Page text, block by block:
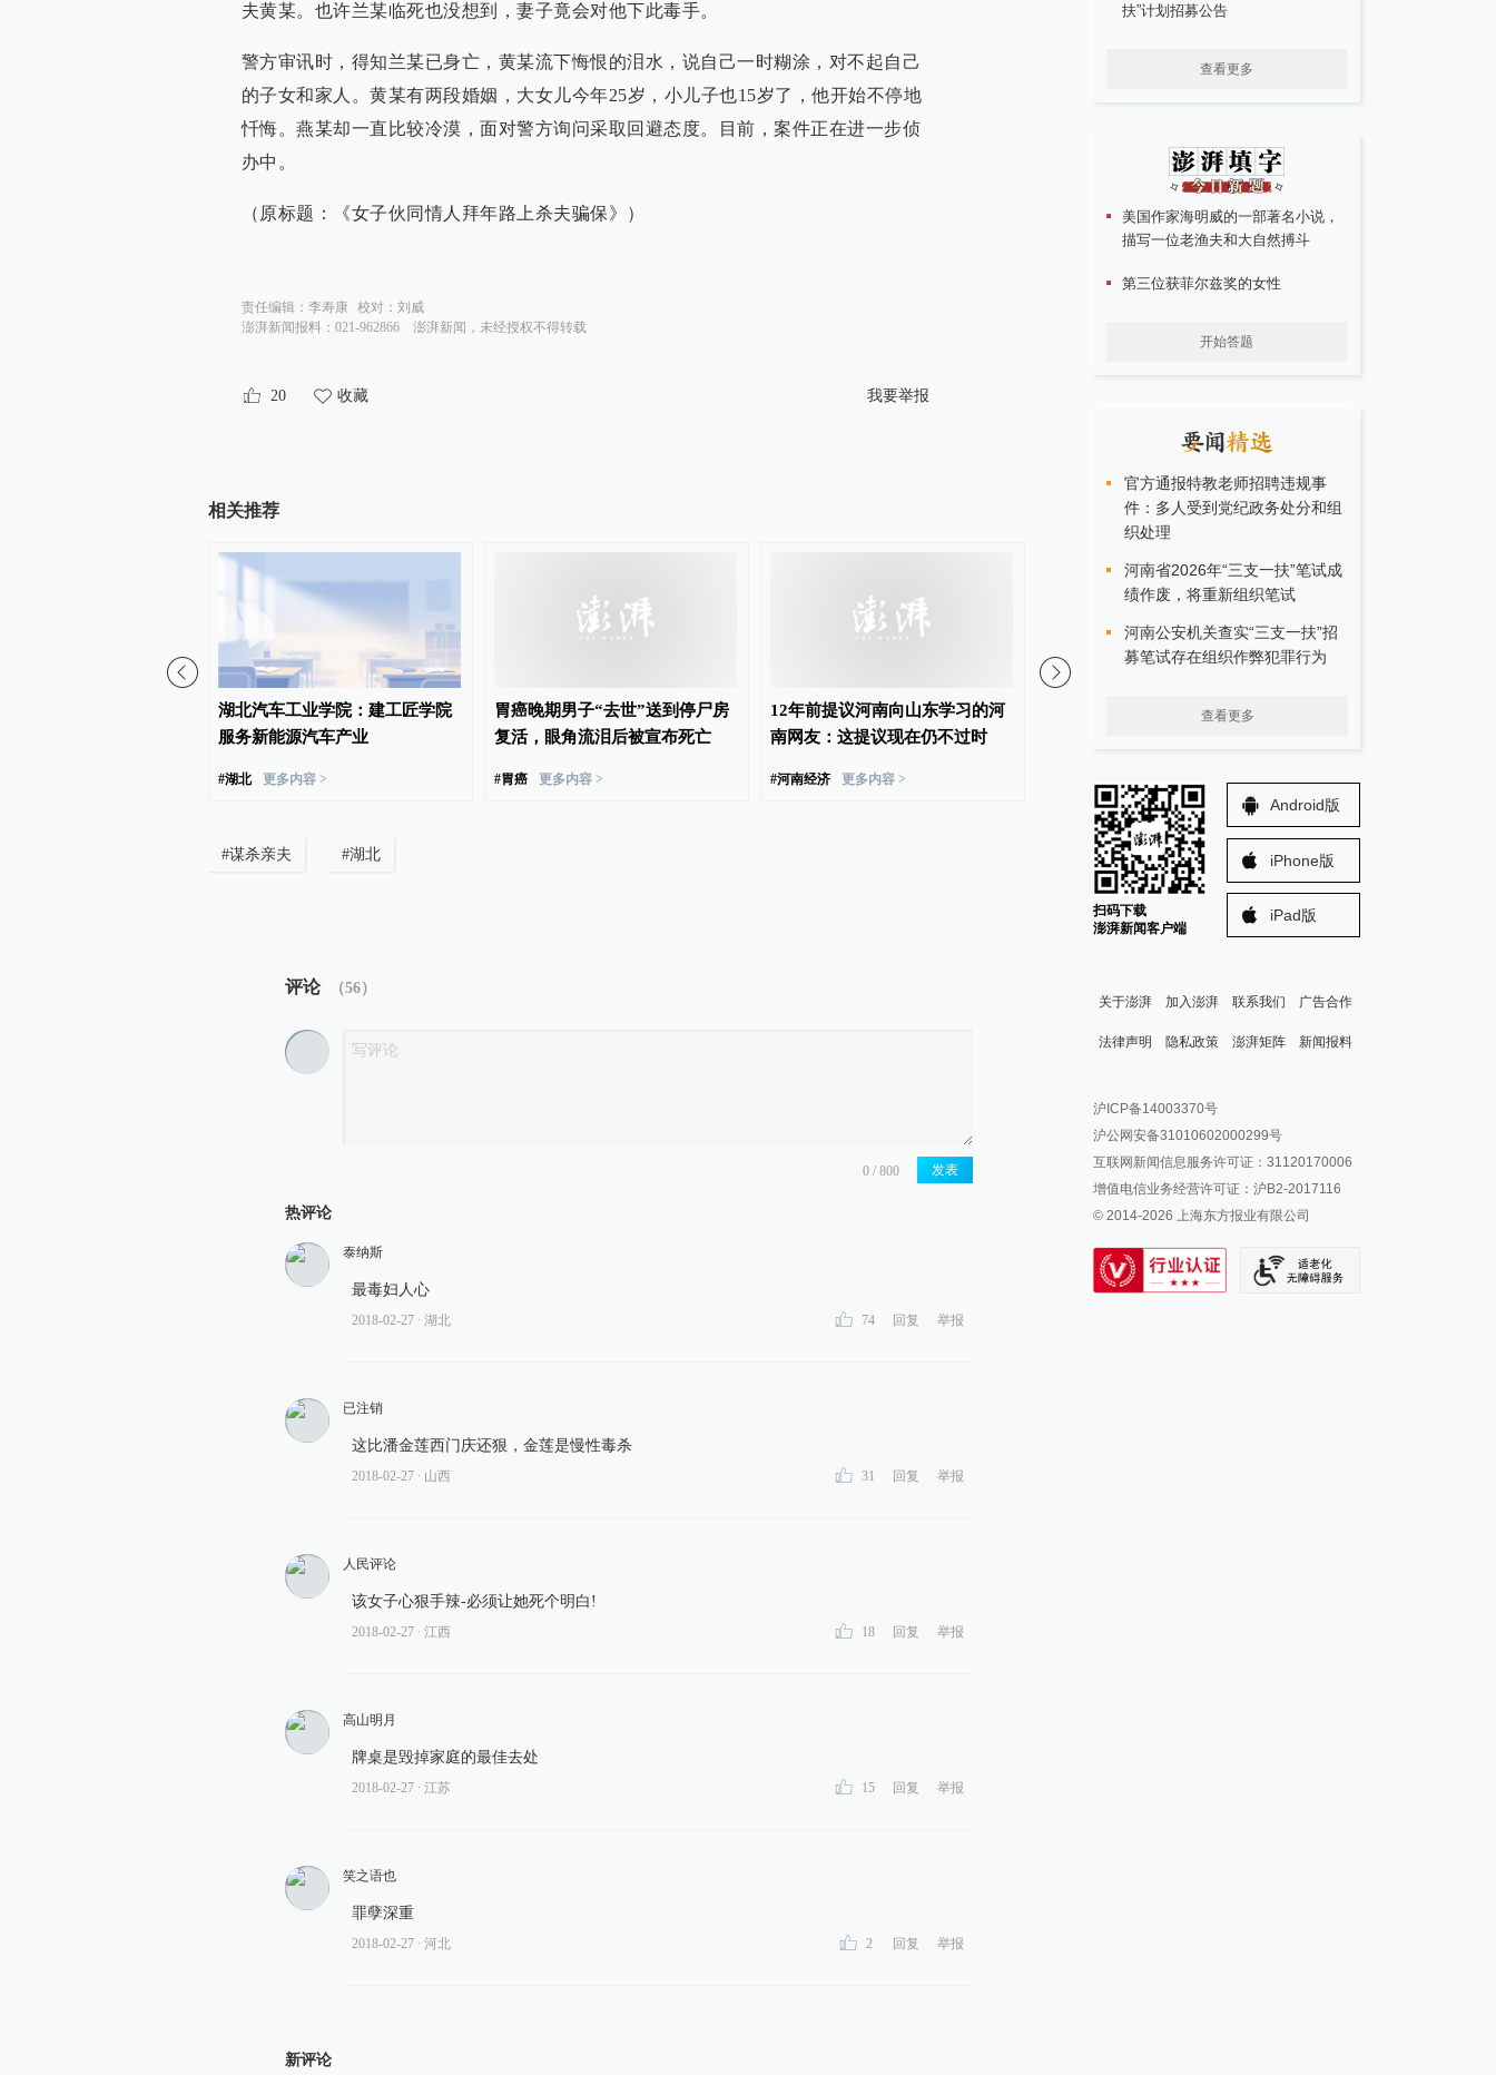
夫黄某。也许兰某临死也没想到，妻子竟会对他下此毒手。
警方审讯时，得知兰某已身亡，黄某流下悔恨的泪水，说自己一时糊涂，对不起自己
的子女和家人。黄某有两段婚姻，大女儿今年25岁，小儿子也15岁了，他开始不停地
忏悔。燕某却一直比较冷漠，面对警方询问采取回避态度。目前，案件正在进一步侦
办中。
（原标题：《女子伙同情人拜年路上杀夫骗保》）
责任编辑： 李寿康 校对： 刘威
澎湃新闻报料：021-962866
澎湃新闻，未经授权不得转载
20 收藏 我要举报
相关推荐
湖北汽车工业学院：建工匠学院
服务新能源汽车产业
#湖北 更多内容 >
胃癌晚期男子“去世”送到停尸房
复活，眼角流泪后被宣布死亡
#胃癌 更多内容 >
12年前提议河南向山东学习的河
南网友：这提议现在仍不过时
#河南经济 更多内容 >
武汉业主在家养十多只狗屡遭投
#谋杀亲夫 #湖北
评论 （56）
发表
热评论
泰纳斯
最毒妇人心
2018-02-27 ∙ 湖北 74 回复 举报
已注销
这比潘金莲西门庆还狠，金莲是慢性毒杀
2018-02-27 ∙ 山西 31 回复 举报
人民评论
该女子心狠手辣-必须让她死个明白!
2018-02-27 ∙ 江西 18 回复 举报
高山明月
牌桌是毁掉家庭的最佳去处
2018-02-27 ∙ 江苏 15 回复 举报
笑之语也
罪孽深重
2018-02-27 ∙ 河北 2 回复 举报
新评论
扶”计划招募公告
查看更多
美国作家海明威的一部著名小说，
描写一位老渔夫和大自然搏斗
第三位获菲尔兹奖的女性
开始答题
官方通报特教老师招聘违规事
件：多人受到党纪政务处分和组
织处理
河南省2026年“三支一扶”笔试成
绩作废，将重新组织笔试
河南公安机关查实“三支一扶”招
募笔试存在组织作弊犯罪行为
查看更多
扫码下载
澎湃新闻客户端
Android版
iPhone版
iPad版
关于澎湃 加入澎湃 联系我们 广告合作
法律声明 隐私政策 澎湃矩阵
澎湃新闻公众号
澎湃新闻抖音号
派生万物开放平台
IP SHANGHAI
SIXTH TONE
新闻报料
报料邮箱: news@thepaper.cn
沪ICP备14003370号
沪公网安备31010602000299号
互联网新闻信息服务许可证：31120170006
增值电信业务经营许可证：沪B2-2017116
© 2014-2026 上海东方报业有限公司